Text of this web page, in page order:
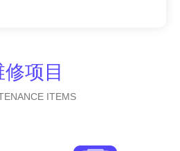
修项目
ITEMS